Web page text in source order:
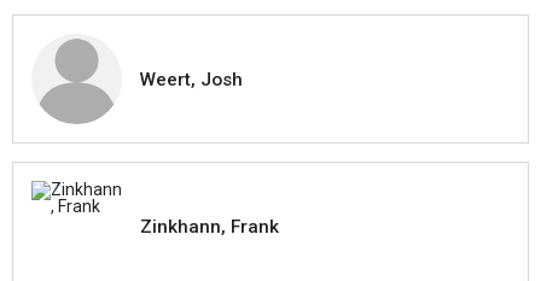
Weert, Josh
Zinkhann, Frank